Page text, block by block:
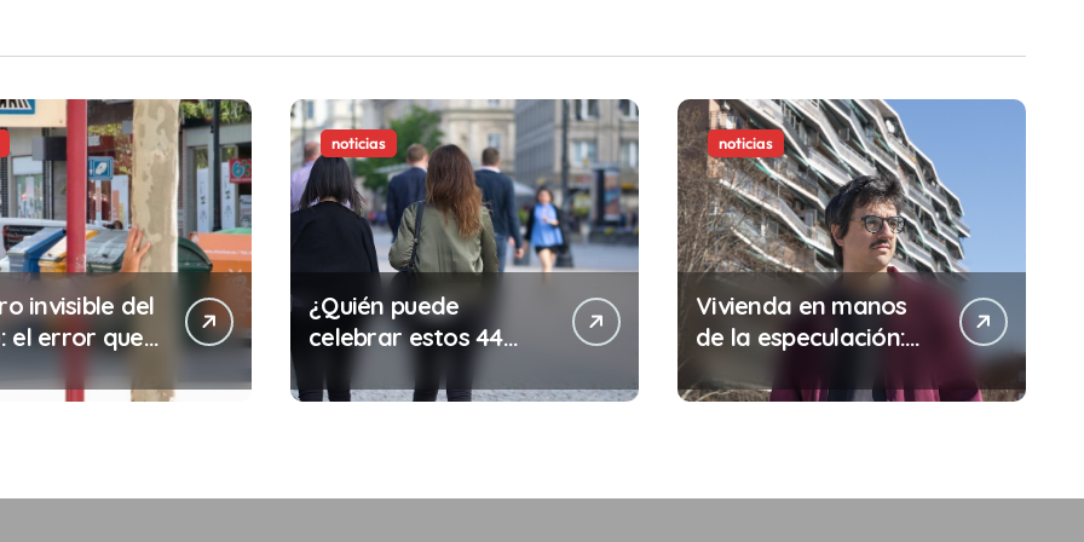
invisible del
el error que
cada 30
en tu trabajo
noticias
¿Quién puede
celebrar estos 44
noticias
Vivienda en manos
de la especulación:
no te da para vivir